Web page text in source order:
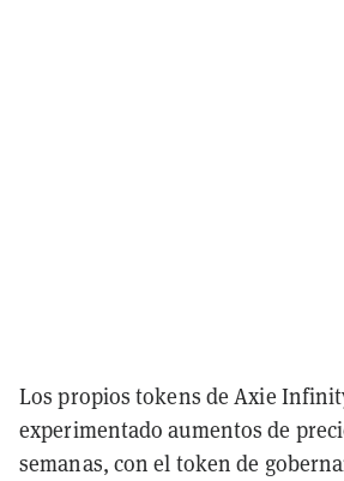
Los propios tokens de Axie
experimentado aumentos de
semanas, con el token de